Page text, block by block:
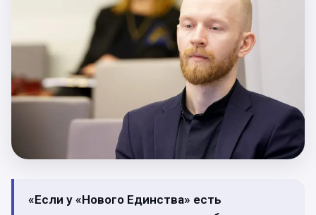
«Если у «Нового Единства» есть